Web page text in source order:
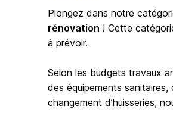
Plongez dans notre
rénovation ! Cette
à prévoir.
Selon les budgets travaux
des équipements
changement d’huisseries,